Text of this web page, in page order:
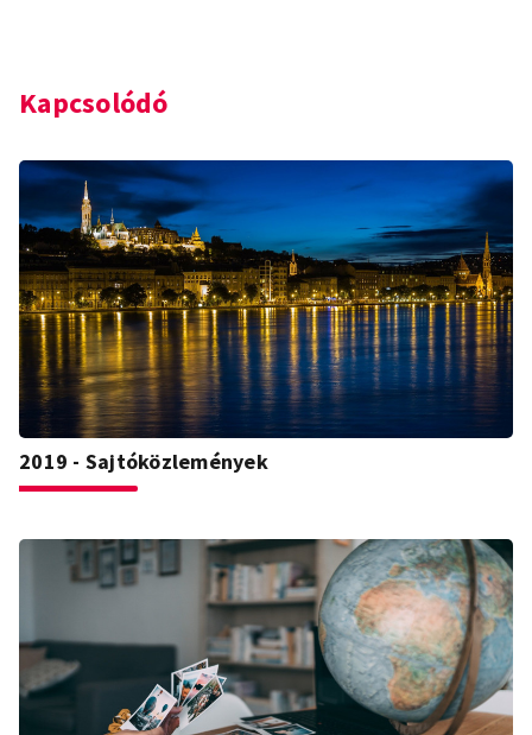
Kapcsolódó
2019 - Sajtóközlemények